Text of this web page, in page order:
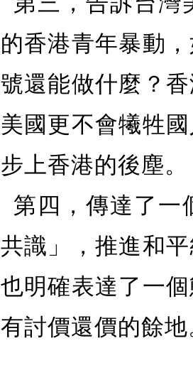
的香港青年暴動
號還能做什麼？
美國更不會犧牲
步上香港的後塵。
第四，傳達了一
共識」，推進和
也明確表達了一
有討價還價的餘